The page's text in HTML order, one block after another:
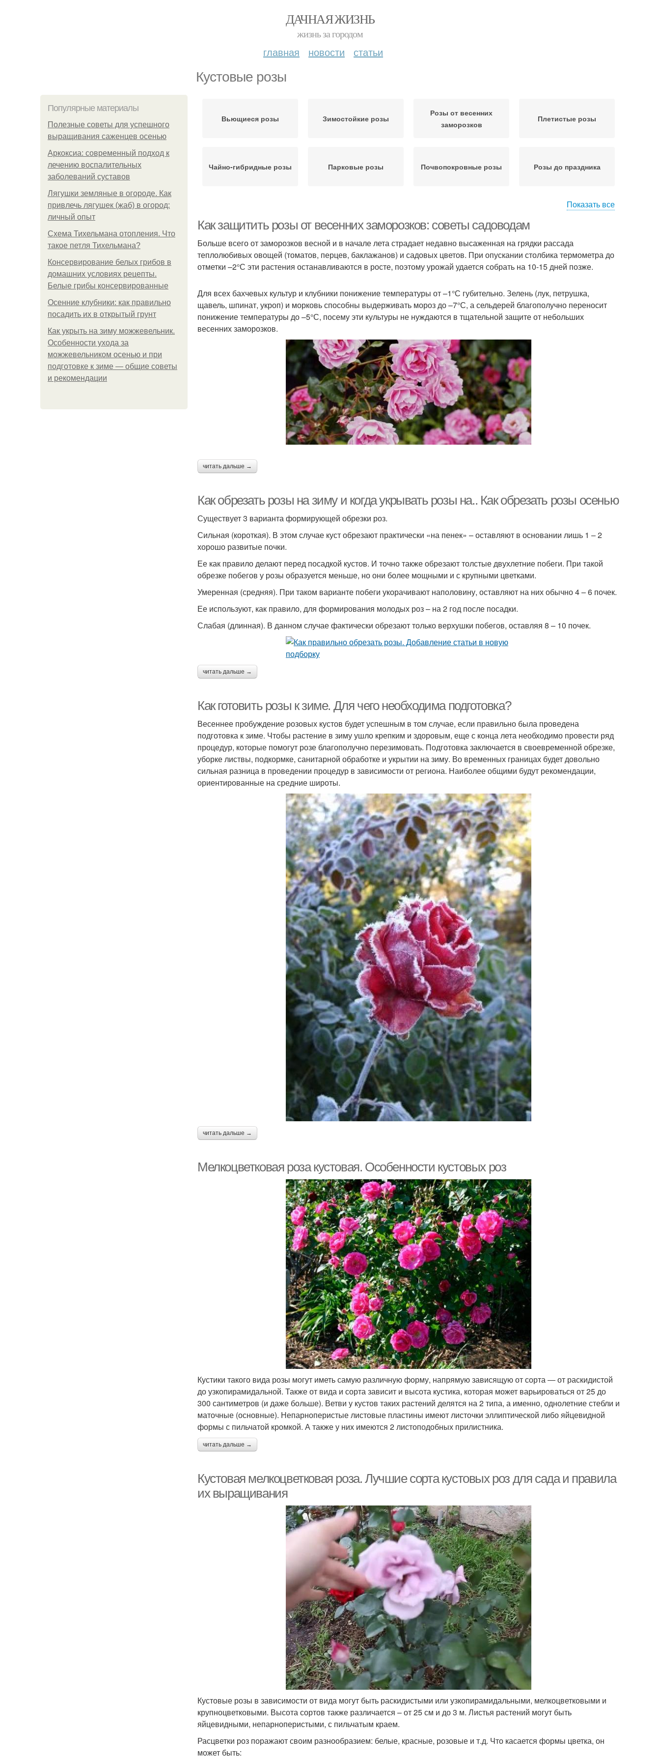
ДАЧНАЯ ЖИЗНЬ
жизнь за городом
главная новости статьи
Кустовые розы
Популярные материалы
Полезные советы для успешного
выращивания саженцев осенью
Аркоксиа: современный подход к
лечению воспалительных
заболеваний суставов
Лягушки земляные в огороде. Как
привлечь лягушек (жаб) в огород:
личный опыт
Схема Тихельмана отопления. Что
такое петля Тихельмана?
Консервирование белых грибов в
домашних условиях рецепты.
Белые грибы консервированные
Осенние клубники: как правильно
посадить их в открытый грунт
Как укрыть на зиму можжевельник.
Особенности ухода за
можжевельником осенью и при
подготовке к зиме — общие советы
и рекомендации
Вьющиеся розы Зимостойкие розы
Розы от весенних
заморозков
Плетистые розы
Чайно-гибридные розы Парковые розы Почвопокровные розы Розы до праздника
Мелкоцветковые розы Садовые розы Плетистая роза Полуплетистые розы
Роза на зиму Запущенная роза
Уход за плетистыми
розами
Роза к зиме
Роза перед укрытием Вьющаяся роза
Показать все
Как защитить розы от весенних заморозков: советы садоводам
Больше всего от заморозков весной и в начале лета страдает недавно высаженная на грядки рассада
теплолюбивых овощей (томатов, перцев, баклажанов) и садовых цветов. При опускании столбика термометра до
отметки –2°С эти растения останавливаются в росте, поэтому урожай удается собрать на 10-15 дней позже.
Для всех бахчевых культур и клубники понижение температуры от –1°С губительно. Зелень (лук, петрушка,
щавель, шпинат, укроп) и морковь способны выдерживать мороз до –7°С, а сельдерей благополучно переносит
понижение температуры до –5°С, посему эти культуры не нуждаются в тщательной защите от небольших
весенних заморозков.
читать дальше →
Как обрезать розы на зиму и когда укрывать розы на.. Как обрезать розы осенью
Существует 3 варианта формирующей обрезки роз.
Сильная (короткая). В этом случае куст обрезают практически «на пенек» – оставляют в основании лишь 1 – 2
хорошо развитые почки.
Ее как правило делают перед посадкой кустов. И точно также обрезают толстые двухлетние побеги. При такой
обрезке побегов у розы образуется меньше, но они более мощными и с крупными цветками.
Умеренная (средняя). При таком варианте побеги укорачивают наполовину, оставляют на них обычно 4 – 6 почек.
Ее используют, как правило, для формирования молодых роз – на 2 год после посадки.
Слабая (длинная). В данном случае фактически обрезают только верхушки побегов, оставляя 8 – 10 почек.
читать дальше →
Как готовить розы к зиме. Для чего необходима подготовка?
Весеннее пробуждение розовых кустов будет успешным в том случае, если правильно была проведена
подготовка к зиме. Чтобы растение в зиму ушло крепким и здоровым, еще с конца лета необходимо провести ряд
процедур, которые помогут розе благополучно перезимовать. Подготовка заключается в своевременной обрезке,
уборке листвы, подкормке, санитарной обработке и укрытии на зиму. Во временных границах будет довольно
сильная разница в проведении процедур в зависимости от региона. Наиболее общими будут рекомендации,
ориентированные на средние широты.
читать дальше →
Мелкоцветковая роза кустовая. Особенности кустовых роз
Кустики такого вида розы могут иметь самую различную форму, напрямую зависящую от сорта ― от раскидистой
до узкопирамидальной. Также от вида и сорта зависит и высота кустика, которая может варьироваться от 25 до
300 сантиметров (и даже больше). Ветви у кустов таких растений делятся на 2 типа, а именно, однолетние стебли и
маточные (основные). Непарноперистые листовые пластины имеют листочки эллиптической либо яйцевидной
формы с пильчатой кромкой. А также у них имеются 2 листоподобных прилистника.
читать дальше →
Кустовая мелкоцветковая роза. Лучшие сорта кустовых роз для сада и правила
их выращивания
Кустовые розы в зависимости от вида могут быть раскидистыми или узкопирамидальными, мелкоцветковыми и
крупноцветковыми. Высота сортов также различается – от 25 см и до 3 м. Листья растений могут быть
яйцевидными, непарноперистыми, с пильчатым краем.
Расцветки роз поражают своим разнообразием: белые, красные, розовые и т.д. Что касается формы цветка, он
может быть: